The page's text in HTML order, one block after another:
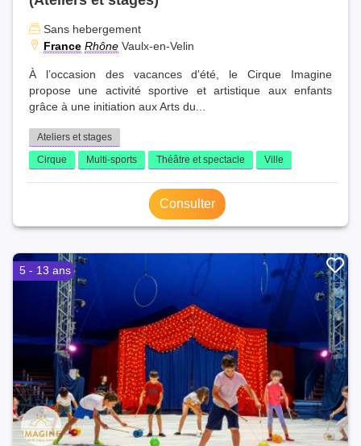
Sans hebergement
France Rhône Vaulx-en-Velin
À l’occasion des vacances d'été, le Cirque Imagine
propose une activité sportive et artistique aux enfants
grâce à une initiation aux Arts du...
Ateliers et stages
Cirque
Multi-sports Théâtre et spectacle Ville
Consulter
5 - 13 ans